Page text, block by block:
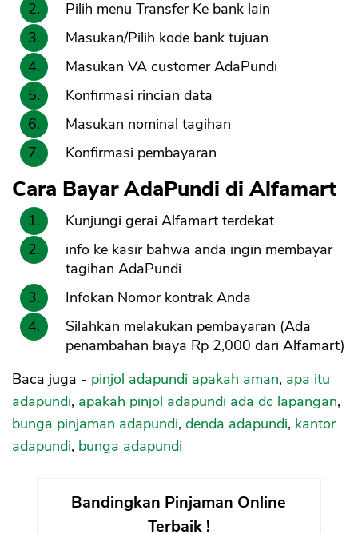
Pilih menu Transfer Ke bank lain
Masukan/Pilih kode bank tujuan
Masukan VA customer AdaPundi
Konfirmasi rincian data
Masukan nominal tagihan
Konfirmasi pembayaran
Cara Bayar AdaPundi di Alfamart
Kunjungi gerai Alfamart terdekat
info ke kasir bahwa anda ingin membayar
tagihan AdaPundi
Infokan Nomor kontrak Anda
Silahkan melakukan pembayaran (Ada
penambahan biaya Rp 2,000 dari Alfamart)
Baca juga - pinjol adapundi apakah aman, apa itu
adapundi, apakah pinjol adapundi ada dc lapangan,
bunga pinjaman adapundi, denda adapundi, kantor
adapundi, bunga adapundi
Bandingkan Pinjaman Online
Terbaik !